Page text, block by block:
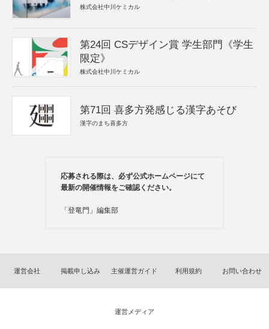
株式会社中川ケミカル
第24回 CSデザイン賞 学生部門《学生
限定》
株式会社中川ケミカル
第71回 喜多方発感じる漢字あそび
漢字のまち喜多方
応募される際は、必ず公式ホームページにて
最新の開催情報をご確認ください。
「登竜門」編集部
運営会社 掲載申し込み 主催運営ガイド 利用規約 お問い合わせ
運営メディア